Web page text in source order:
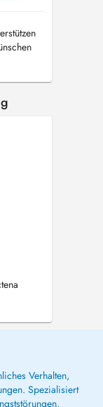
ich
Verhalten,
Spezialisiert